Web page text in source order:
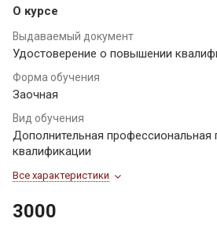
О курсе
Выдаваемый документ
Удостоверение о повышении
Форма обучения
Заочная
Вид обучения
Дополнительная
квалификации
Все характеристики
3000